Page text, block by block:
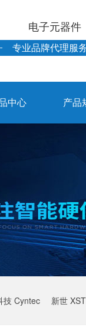
电子元器件
专业品牌代理服
中心 产品
技 Cyntec 新世